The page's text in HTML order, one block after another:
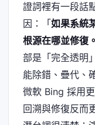
證詞裡有一段話
因：「 如果系統
根源在哪並修復。
部是「完全透明
能除錯、疊代、
微軟 Bing 採用
回溯與修復反而